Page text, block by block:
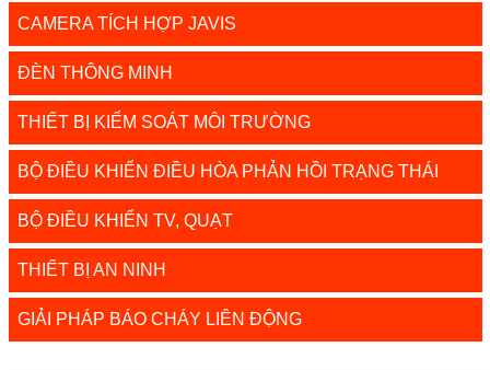
CAMERA TÍCH HỢP JAVIS
ĐÈN THÔNG MINH
THIẾT BỊ KIỂM SOÁT MÔI TRƯỜNG
BỘ ĐIỀU KHIỂN ĐIỀU HÒA PHẢN HỒI TRẠNG THÁI
BỘ ĐIỀU KHIỂN TV, QUẠT
THIẾT BỊ AN NINH
GIẢI PHÁP BÁO CHÁY LIÊN ĐỘNG